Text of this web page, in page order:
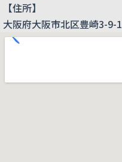
【住所】
大阪府大阪市北区豊崎3-9-1